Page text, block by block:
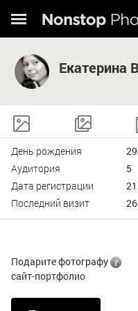
Екатерина
День рождения
Аудитория
5
Дата регистрации
Последний визит
Подарите фотографу
сайт-портфолио